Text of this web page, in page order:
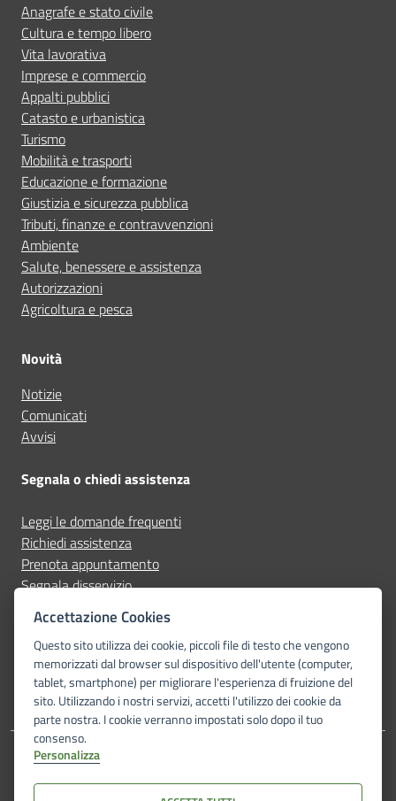
Anagrafe e stato civile
Cultura e tempo libero
Vita lavorativa
Imprese e commercio
Appalti pubblici
Catasto e urbanistica
Turismo
Mobilità e trasporti
Educazione e formazione
Giustizia e sicurezza pubblica
Tributi, finanze e contravvenzioni
Ambiente
Salute, benessere e assistenza
Autorizzazioni
Agricoltura e pesca
Novità
Notizie
Comunicati
Avvisi
Segnala o chiedi assistenza
Leggi le domande frequenti
Richiedi assistenza
Prenota appuntamento
Segnala disservizio
facebookinstagram
Amministrazione trasparente
Accettazione Cookies
Questo sito utilizza dei cookie, piccoli file di testo che vengono
memorizzati dal browser sul dispositivo dell'utente (computer,
tablet, smartphone) per migliorare l'esperienza di fruizione del
sito. Utilizzando i nostri servizi, accetti l'utilizzo dei cookie da
parte nostra. I cookie verranno impostati solo dopo il tuo
consenso.
Personalizza